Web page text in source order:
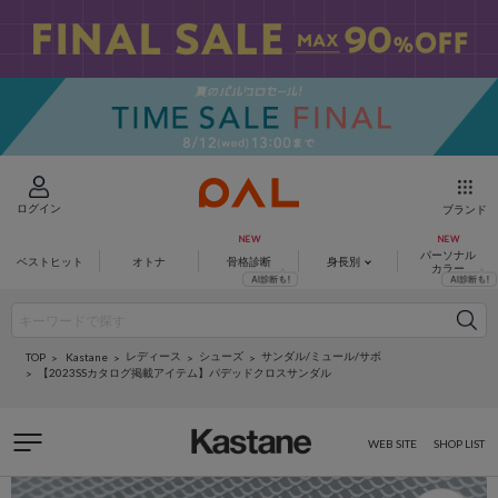
ログイン ブランド
ベストヒット オトナ 骨格診断 身長別
パーソナル
カラー
TOP Kastane レディース シューズ
サンダル/ミュール/サボ
【2023SSカタログ掲載アイテム】パデッドクロスサンダル
WEB SITE SHOP LIST